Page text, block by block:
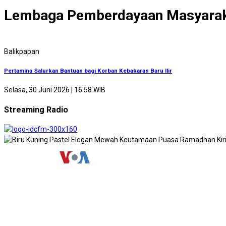
Lembaga Pemberdayaan
Balikpapan
Pertamina Salurkan Bantuan bagi Korban Kebakaran Baru Ilir
Selasa, 30 Juni 2026 | 16:58 WIB
Streaming Radio